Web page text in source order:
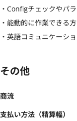
・Configチェックやパ
・能動的に作業できる方
・英語コミュニケーシ
その他
商流
支払い方法（精算幅）